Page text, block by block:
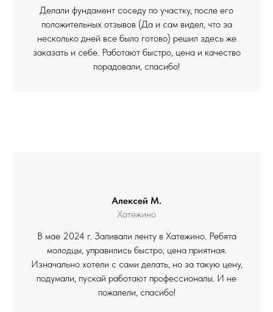
Делали фундамент соседу по участку, после его
положительных отзывов (Да и сам видел, что за
несколько дней все было готово) решил здесь же
заказать и себе. Работают быстро, цена и качество
порадовали, спасибо!
Алексей М.
Хатежино
В мае 2024 г. Заливали ленту в Хатежино. Ребята
молодцы, управились быстро, цена приятная.
Изначально хотели с сами делать, но за такую цену,
подумали, пускай работают профессионалы. И не
пожалели, спасибо!